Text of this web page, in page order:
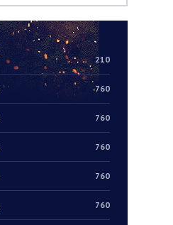
210
760
760
760
760
760